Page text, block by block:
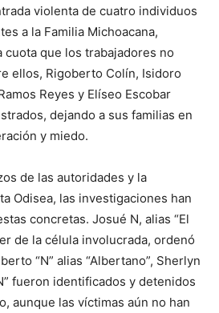
violenta de cuatro individuos
a la Familia Michoacana,
que los trabajadores no
ellos, Rigoberto Colín, Isidoro
Reyes y Elíseo Escobar
dejando a sus familias en
y miedo.
de las autoridades y la
Odisea, las investigaciones han
concretas. Josué N, alias “El
de la célula involucrada, ordenó
“N” alias “Albertano”, Sherlyn
fueron identificados y detenidos
aunque las víctimas aún no han